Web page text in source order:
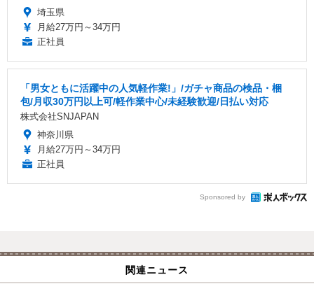
埼玉県
月給27万円～34万円
正社員
「男女ともに活躍中の人気軽作業!」/ガチャ商品の検品・梱
包/月収30万円以上可/軽作業中心/未経験歓迎/日払い対応
株式会社SNJAPAN
神奈川県
月給27万円～34万円
正社員
Sponsored by
関連ニュース